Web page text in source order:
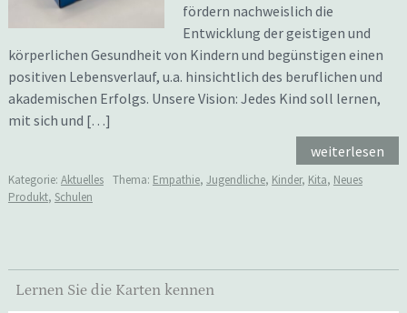
fördern nachweislich die
Entwicklung der geistigen und
körperlichen Gesundheit von Kindern und begünstigen einen
positiven Lebensverlauf, u.a. hinsichtlich des beruflichen und
akademischen Erfolgs. Unsere Vision: Jedes Kind soll lernen,
mit sich und […]
weiterlesen
Kategorie: Aktuelles Thema: Empathie, Jugendliche, Kinder, Kita, Neues
Produkt, Schulen
Lernen Sie die Karten kennen